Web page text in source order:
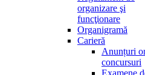
organizare şi
funcţionare
Organigramă
Carieră
Anunțuri
concursuri
Examene